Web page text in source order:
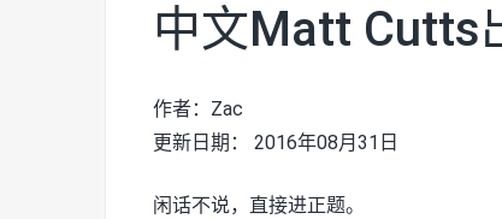
中文Matt Cutts
作者：Zac
更新日期： 2016年08月31日
闲话不说，直接进正题。